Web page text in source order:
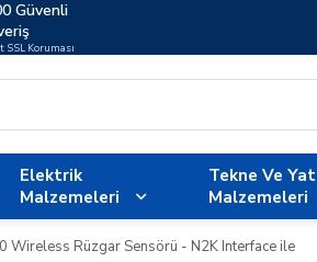
Güvenli
SSL Koruması
Elektrik
Malzemeleri
Tekne Ve Yat
Malzemeleri
Wireless Rüzgar Sensörü - N2K Interface ile